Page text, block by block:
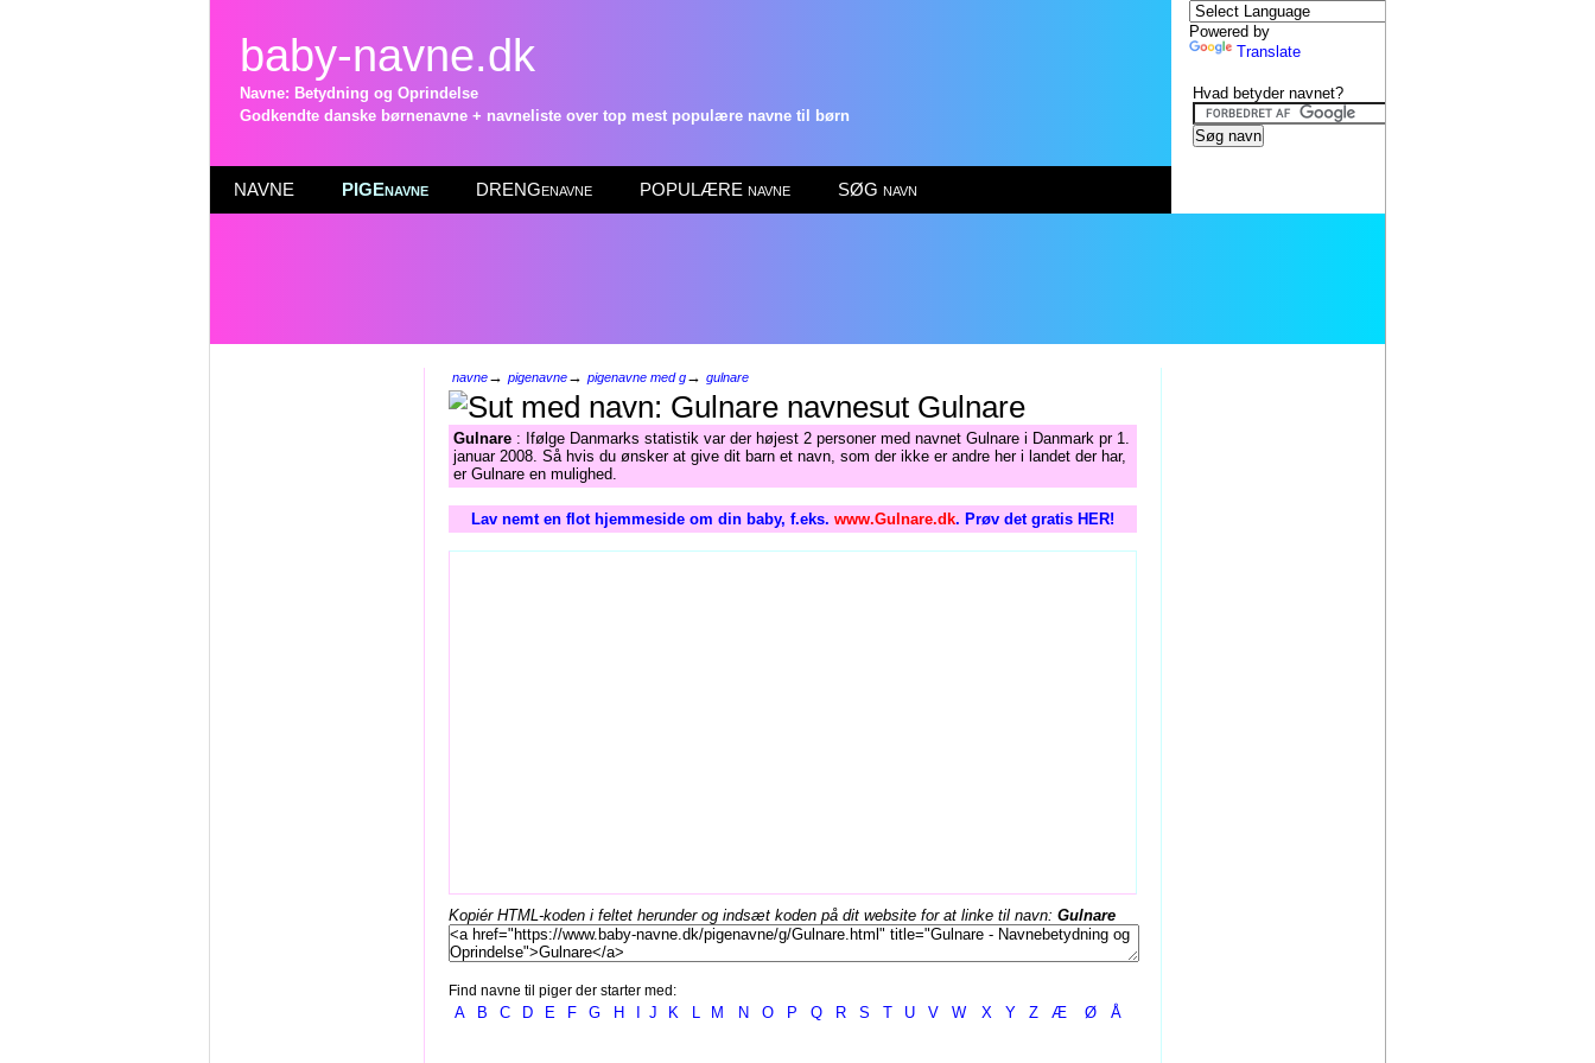
baby-navne.dk
Navne: Betydning og Oprindelse
Godkendte danske børnenavne + navneliste over top mest populære navne til børn
NAVNE PIGEnavne DRENGenavne POPULÆRE navne SØG navn
navne→ pigenavne→ pigenavne med g→ gulnare
Gulnare
Gulnare : Ifølge Danmarks statistik var der højest 2 personer med navnet Gulnare i Danmark pr 1.
januar 2008. Så hvis du ønsker at give dit barn et navn, som der ikke er andre her i landet der har,
er Gulnare en mulighed.
Lav nemt en flot hjemmeside om din baby, f.eks. www.Gulnare.dk. Prøv det gratis HER!
Kopiér HTML-koden i feltet herunder og indsæt koden på dit website for at linke til navn: Gulnare
Find navne til piger der starter med:
A B C D E F G H J K L M N O P Q R S T U V W X Y Z Æ Ø Å
Powered by
Translate
Hvad betyder navnet?